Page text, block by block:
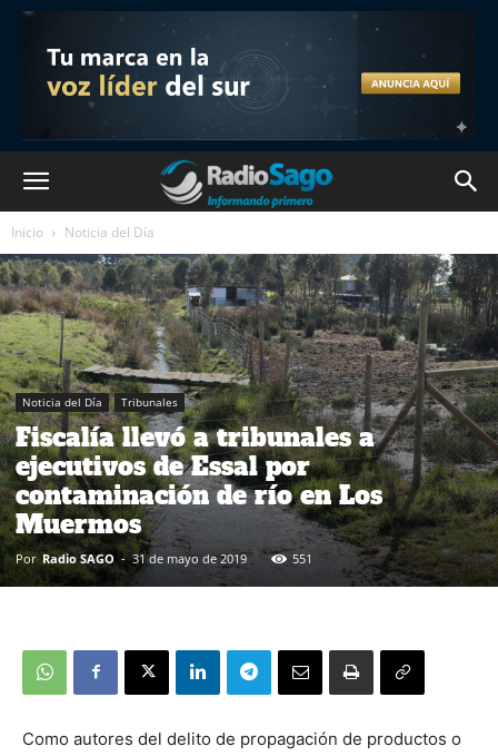
Inicio Noticia del Día
Noticia del Día Tribunales
Fiscalía llevó a tribunales a
ejecutivos de Essal por
contaminación de río en Los
Muermos
Por Radio SAGO - 31 de mayo de 2019 551
Como autores del delito de propagación de productos o